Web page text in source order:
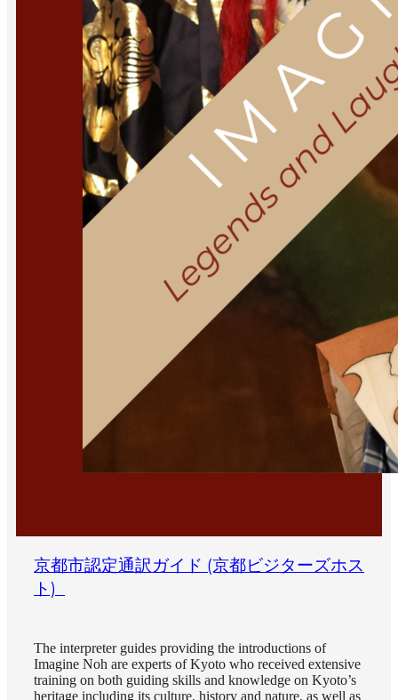
京都市認定通訳ガイド (京都ビジターズホス
ト)
The interpreter guides providing the introductions of
Imagine Noh are experts of Kyoto who received extensive
training on both guiding skills and knowledge on Kyoto’s
heritage including its culture, history and nature, as well as